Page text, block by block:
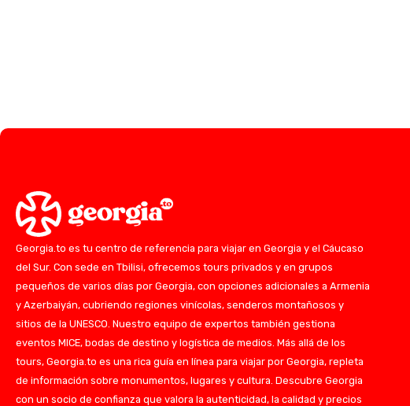
Georgia.to es tu centro de referencia para viajar en Georgia y el Cáucaso
del Sur. Con sede en Tbilisi, ofrecemos tours privados y en grupos
pequeños de varios días por Georgia, con opciones adicionales a Armenia
y Azerbaiyán, cubriendo regiones vinícolas, senderos montañosos y
sitios de la UNESCO. Nuestro equipo de expertos también gestiona
eventos MICE, bodas de destino y logística de medios. Más allá de los
tours, Georgia.to es una rica guía en línea para viajar por Georgia, repleta
de información sobre monumentos, lugares y cultura. Descubre Georgia
con un socio de confianza que valora la autenticidad, la calidad y precios